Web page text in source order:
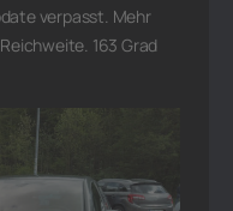
verpasst. Mehr
163 Grad